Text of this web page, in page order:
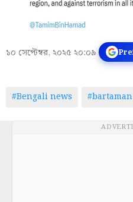
১০ সেপ্টেম্বর, ২০২৫ ২০:০৯
#Bengali news